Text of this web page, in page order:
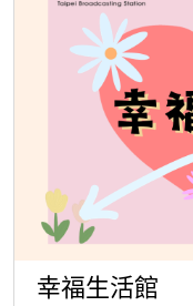
幸福生活館